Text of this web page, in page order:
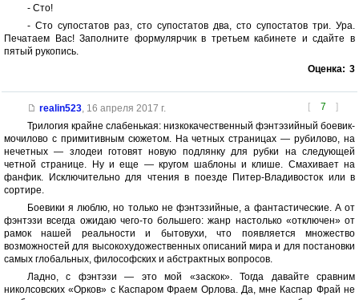
- Сто!
- Сто супостатов раз, сто супостатов два, сто супостатов три. Ура.
Печатаем Вас! Заполните формулярчик в третьем кабинете и сдайте в
пятый рукопись.
Оценка: 3
[ 7 ]
realin523, 16 апреля 2017 г.
Трилогия крайне слабенькая: низкокачественный фэнтэзийный боевик-
мочилово с примитивным сюжетом. На четных страницах — рубилово, на
нечетных — злодеи готовят новую подлянку для рубки на следующей
четной странице. Ну и еще — кругом шаблоны и клише. Смахивает на
фанфик. Исключительно для чтения в поезде Питер-Владивосток или в
сортире.
Боевики я люблю, но только не фэнтэзийные, а фантастические. А от
фэнтэзи всегда ожидаю чего-то большего: жанр настолько «отключен» от
рамок нашей реальности и бытовухи, что появляется множество
возможностей для высокохудожественных описаний мира и для постановки
самых глобальных, философских и абстрактных вопросов.
Ладно, с фэнтэзи — это мой «заскок». Тогда давайте сравним
николсовских «Орков» с Каспаром Фраем Орлова. Да, мне Каспар Фрай не